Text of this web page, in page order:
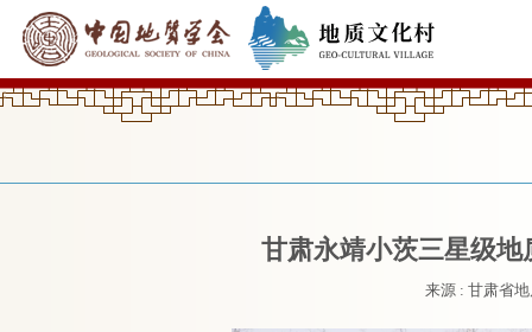
甘肃永靖小茨三星级
来源 : 甘肃省